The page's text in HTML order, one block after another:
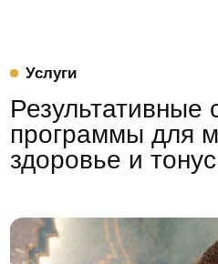
Сила Востока
эвкалипта
Очищение тела турецкими
рукавичками Кессе
Спа-уход за волосами + массаж